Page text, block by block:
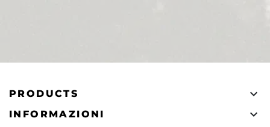
PRODUCTS 
INFORMAZIONI 